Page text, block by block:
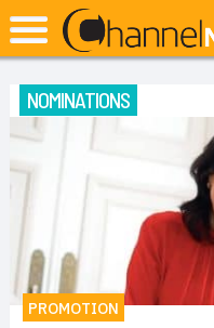
NOMINATIONS
PROMOTION